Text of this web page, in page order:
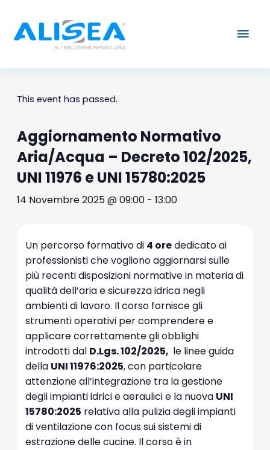
contenuto
This event has passed.
Aggiornamento Normativo
Aria/Acqua – Decreto 102/2025,
UNI 11976 e UNI 15780:2025
14 Novembre 2025 @ 09:00- 13:00
Un percorso formativo di 4 orededicato ai
professionisti che vogliono aggiornarsi sulle
più recenti disposizioni normative in materia di
qualità dell’aria e sicurezza idrica negli
ambienti di lavoro. Il corso fornisce gli
strumenti operativi per comprendere e
applicare correttamente gli obblighi
introdotti dal D.Lgs. 102/2025, le linee guida
della UNI 11976:2025, con particolare
attenzione all’integrazione tra la gestione
degli impianti idrici e aeraulici e la nuova UNI
15780:2025 relativa alla pulizia degli impianti
di ventilazione con focus sui sistemi di
estrazione delle cucine. Il corso è in